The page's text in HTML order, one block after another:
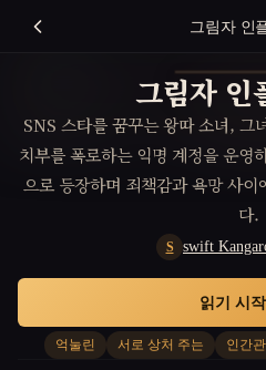
그림자 인
그림자 인
SNS 스타를 꿈꾸는 왕따 소녀, 그
치부를 폭로하는 익명 계정을 운영
으로 등장하며 죄책감과 욕망 사
다.
S swift
억눌린 서로 상처 주는 인간
읽기 시